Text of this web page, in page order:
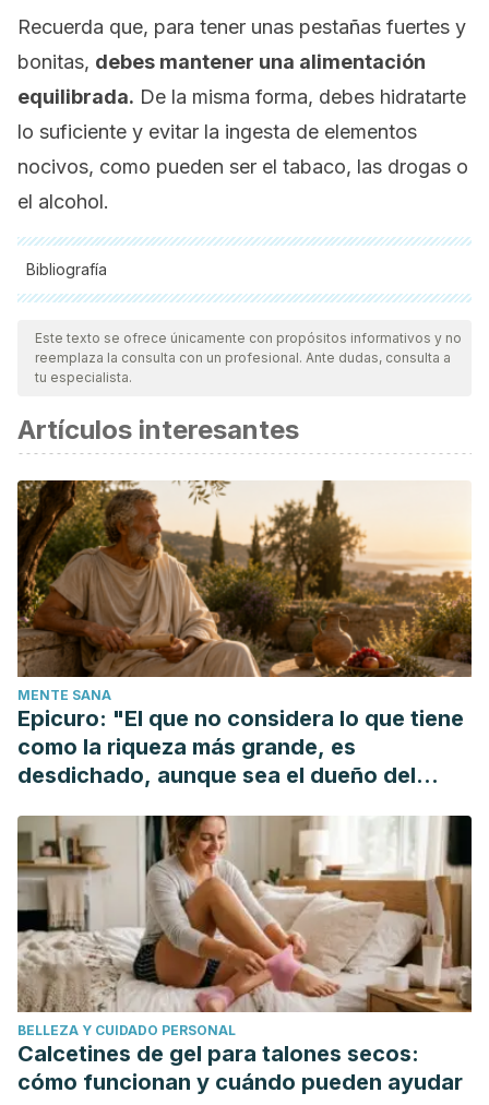
Recuerda que, para tener unas pestañas fuertes y
bonitas, debes mantener una alimentación
equilibrada. De la misma forma, debes hidratarte
lo suficiente y evitar la ingesta de elementos
nocivos, como pueden ser el tabaco, las drogas o
el alcohol.
Bibliografía
Todas las fuentes citadas fueron revisadas a profundidad por
nuestro equipo, para asegurar su calidad, confiabilidad,
vigencia y validez.La bibliografía de este artículo fue
científica.
MedlinePlus. Manzanilla romana. 2018. Available at:
https://medlineplus.gov/spanish/druginfo/natural/752.html
Accessed 11/06, 2018.
MedlinePlus. Olivo. 2018. Available
at:
https://medlineplus.gov/spanish/druginfo/natural/233.html
Accessed 11/06, 2018.
Wikipedia. Chamaemelum nobile. 2018. Available
at:https://es.wikipedia.org/wiki/Chamaemelum_nobile.
Accessed 11/06, 2018.
Tong, Tao., Nahyun, Kim., Park, Taesun. (2015).Topical
Application of Oleuropein Induces Anagen Hair Growth in
Skin.https://www.ncbi.nlm.nih.gov/pmc/articles/PMC4462586/
Este texto se ofrece únicamente con propósitos informativos y no
reemplaza la consulta con un profesional. Ante dudas, consulta a
tu especialista.
Artículos interesantes
MENTE SANA
Epicuro: "El que no considera lo que tiene
como la riqueza más grande, es
desdichado, aunque sea el dueño del
BELLEZA Y CUIDADO PERSONAL
Calcetines de gel para talones secos:
cómo funcionan y cuándo pueden ayudar